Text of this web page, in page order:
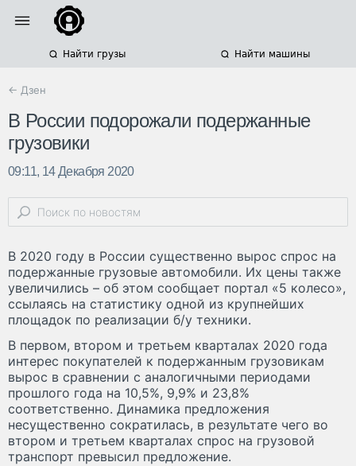
Найти грузы Найти машины
← Дзен
В России подорожали подержанные
грузовики
09:11, 14 Декабря 2020
В 2020 году в России существенно вырос спрос на
подержанные грузовые автомобили. Их цены также
увеличились – об этом сообщает портал «5 колесо»,
ссылаясь на статистику одной из крупнейших
площадок по реализации б/у техники.
В первом, втором и третьем кварталах 2020 года
интерес покупателей к подержанным грузовикам
вырос в сравнении с аналогичными периодами
прошлого года на 10,5%, 9,9% и 23,8%
соответственно. Динамика предложения
несущественно сократилась, в результате чего во
втором и третьем кварталах спрос на грузовой
транспорт превысил предложение.